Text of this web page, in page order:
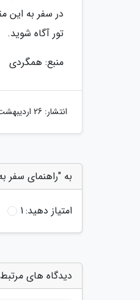
تور آگاه شوید.
منبع: همگردی
انتشار: 26 اردیبهشت 1399
به "راهنمای سفر
امتیاز دهید:1
دیدگاه های